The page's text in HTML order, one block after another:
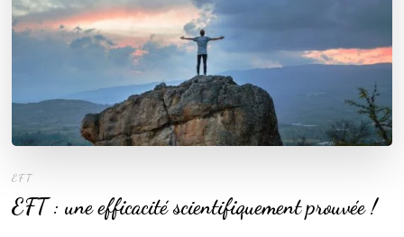
EFT
EFT : une efficacité scientifiquement prouvée !